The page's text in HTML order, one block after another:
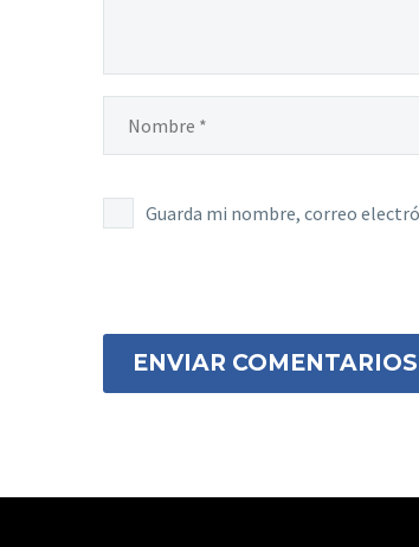
Guarda mi nombre, correo
ENVIAR COMENTARIOS